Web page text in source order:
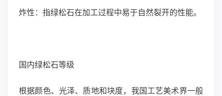
炸性：指绿松石在加工过程中易于自然裂开的性能。
国内绿松石等级
根据颜色、光泽、质地和块度，我国工艺美术界一般